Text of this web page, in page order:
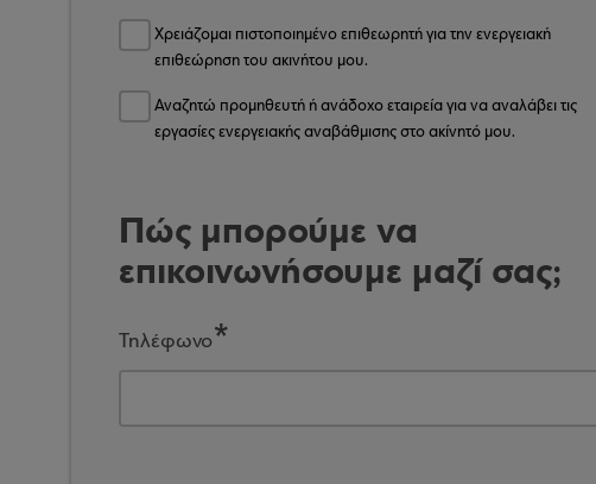
Χρειάζομαι πιστοποιημένο επιθεωρητή για την ενεργειακή
επιθεώρηση του ακινήτου μου.
Αναζητώ προμηθευτή ή ανάδοχο εταιρεία για να αναλάβει τις
εργασίες ενεργειακής αναβάθμισης στο ακίνητό μου.
Πώς μπορούμε να
επικοινωνήσουμε μαζί σας;
Τηλέφωνο